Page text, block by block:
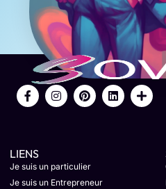
LIENS
Je suis un particulier
Je suis un Entrepreneur